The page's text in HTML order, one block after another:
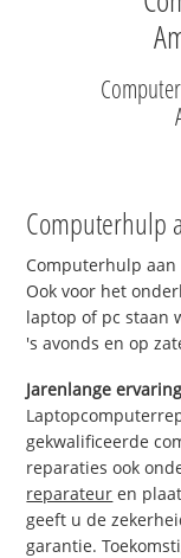
Computerhulp
Computerhulp aan
Ook voor het
laptop of pc staan
's avonds en op
Jarenlange ervaring
gekwalificeerde
reparaties ook
reparateur en
geeft u de
garantie.